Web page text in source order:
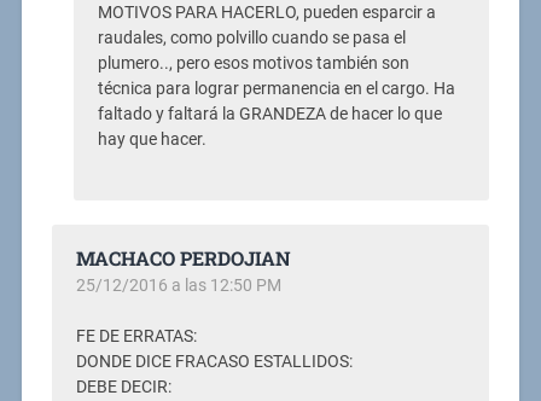
MOTIVOS PARA HACERLO, pueden esparcir a
raudales, como polvillo cuando se pasa el
plumero.., pero esos motivos también son
técnica para lograr permanencia en el cargo. Ha
faltado y faltará la GRANDEZA de hacer lo que
hay que hacer.
MACHACO PERDOJIAN
25/12/2016 a las 12:50 PM
FE DE ERRATAS:
DONDE DICE FRACASO ESTALLIDOS:
DEBE DECIR: